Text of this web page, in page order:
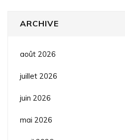
ARCHIVE
août 2026
juillet 2026
juin 2026
mai 2026